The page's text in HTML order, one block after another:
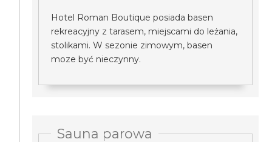
Hotel Roman Boutique posiada basen
rekreacyjny z tarasem, miejscami do leżania,
stolikami. W sezonie zimowym, basen
moze być nieczynny.
Sauna parowa